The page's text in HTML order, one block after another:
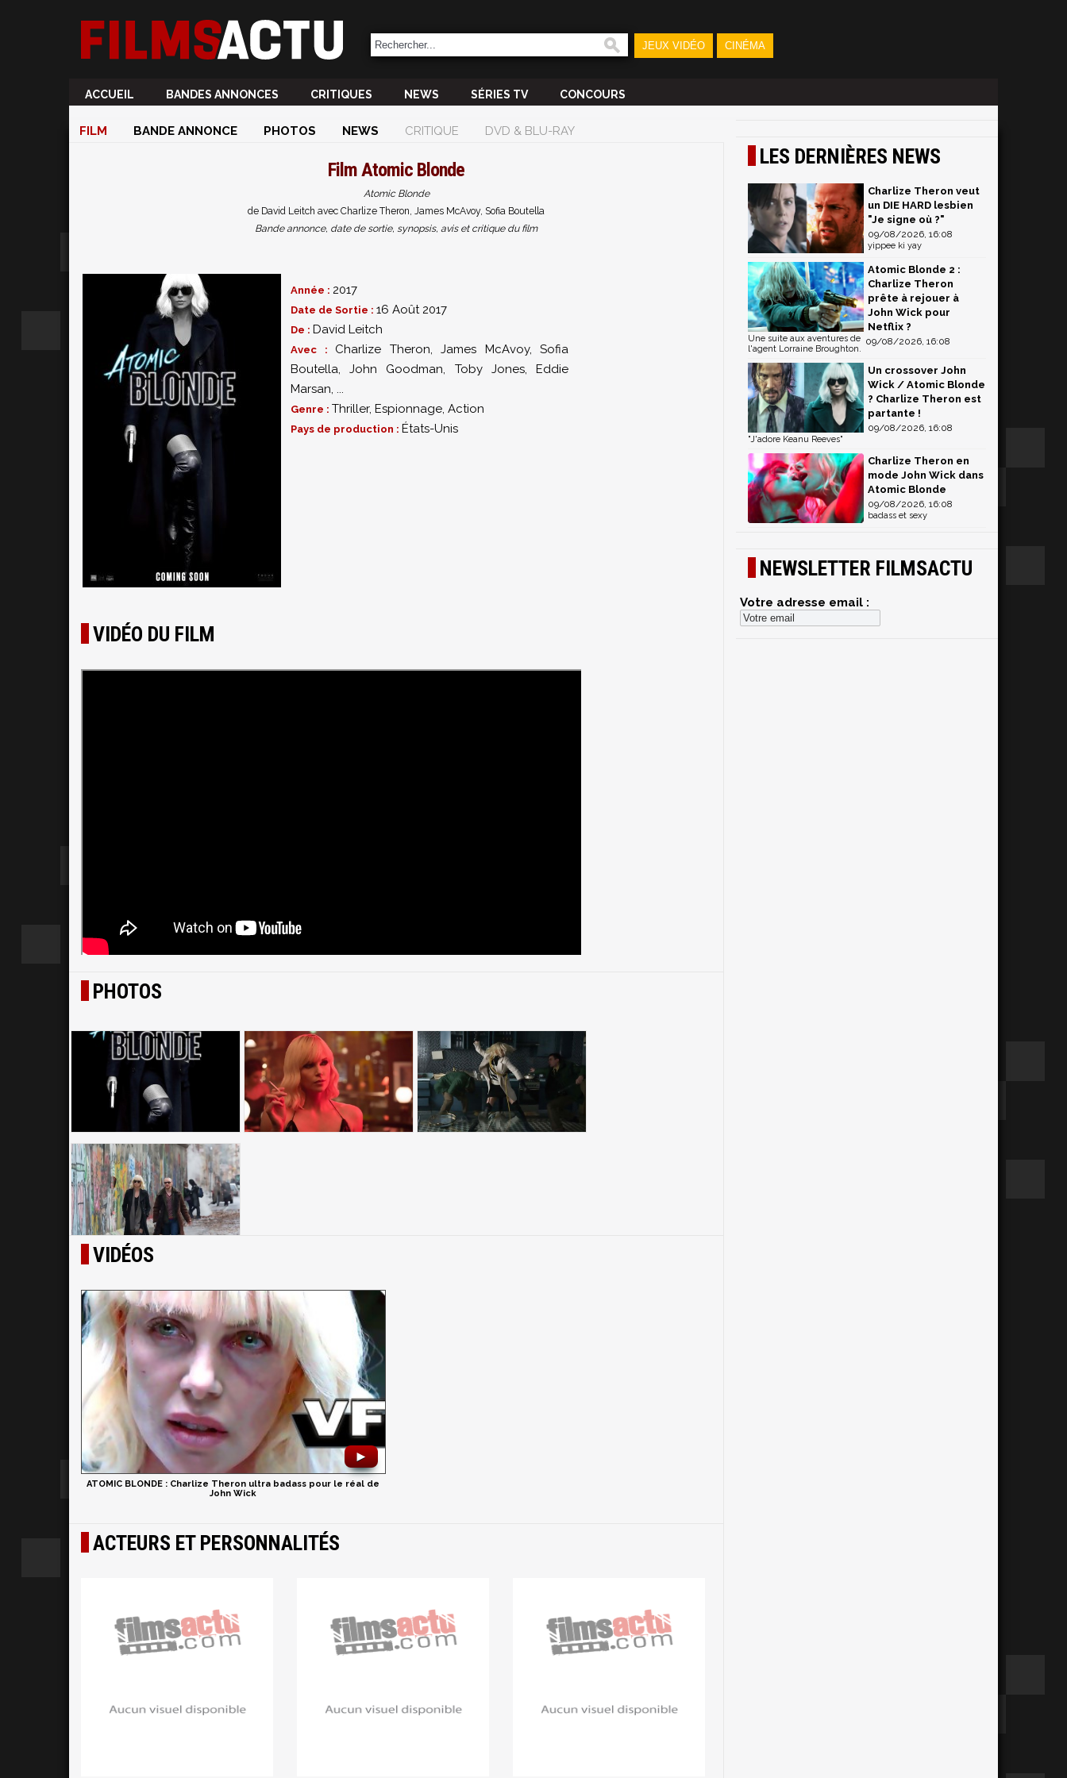
JEUX VIDÉO CINÉMA
ACCUEIL BANDES ANNONCES CRITIQUES NEWS SÉRIES TV CONCOURS
FILM BANDE ANNONCE PHOTOS NEWS CRITIQUE DVD & BLU-RAY
FilmAtomic Blonde
Atomic Blonde
de David Leitch avec Charlize Theron, James McAvoy, Sofia Boutella
Bande annonce, date de sortie, synopsis, avis et critique du film
Année : 2017
Date de Sortie : 16 Août 2017
De : David Leitch
Avec : Charlize Theron, James McAvoy, Sofia
Boutella,John Goodman, Toby Jones,Eddie
Marsan, ...
Genre : Thriller, Espionnage, Action
Pays de production : États-Unis
VIDÉO DU FILM
PHOTOS
VIDÉOS
►
ATOMIC BLONDE : Charlize Theron ultra badass pour le réal de
John Wick
ACTEURS ET PERSONNALITÉS
LES DERNIÈRES NEWS
Charlize Theron veut
un DIE HARD lesbien
"Je signe où ?"
09/08/2026, 16:08
yippee ki yay
Atomic Blonde 2 :
Charlize Theron
prête à rejouer à
John Wick pour
Netflix ?
09/08/2026, 16:08
Une suite aux aventures de
l'agent Lorraine Broughton.
Un crossover John
Wick / Atomic Blonde
? Charlize Theron est
partante !
09/08/2026, 16:08
"J'adore Keanu Reeves"
Charlize Theron en
mode John Wick dans
Atomic Blonde
09/08/2026, 16:08
badass et sexy
NEWSLETTER FILMSACTU
Votre adresse email :